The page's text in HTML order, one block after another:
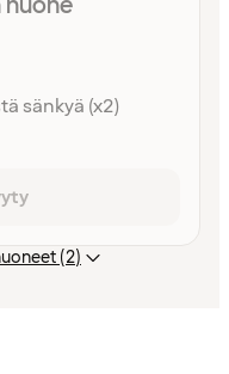
sänkyä (x2)
(2)